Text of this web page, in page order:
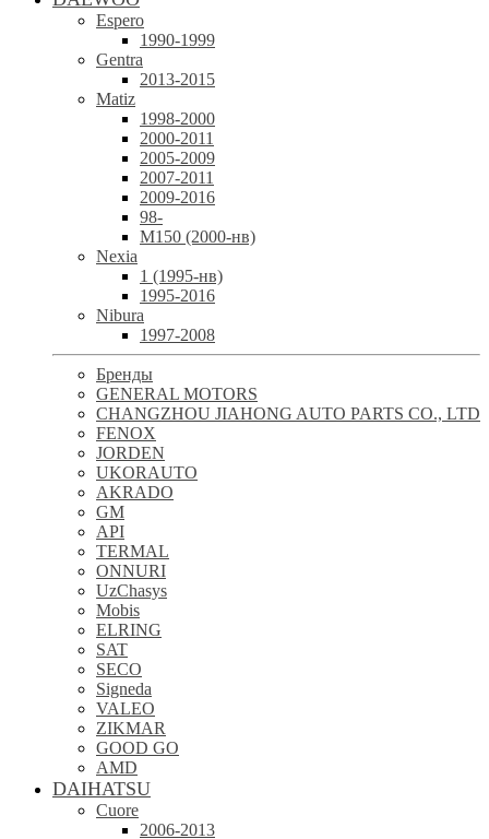
Espero
1990-1999
Gentra
2013-2015
Matiz
1998-2000
2000-2011
2005-2009
2007-2011
2009-2016
98-
М150 (2000-нв)
Nexia
1 (1995-нв)
1995-2016
Nibura
1997-2008
Бренды
GENERAL MOTORS
CHANGZHOU JIAHONG AUTO PARTS CO., LTD
FENOX
JORDEN
UKORAUTO
AKRADO
GM
API
TERMAL
ONNURI
UzChasys
Mobis
ELRING
SAT
SECO
Signeda
VALEO
ZIKMAR
GOOD GO
AMD
DAIHATSU
Cuore
2006-2013